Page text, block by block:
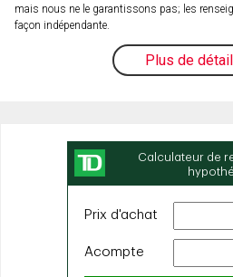
mais nous ne le garantissons pas; les
façon indépendante.
Plus de